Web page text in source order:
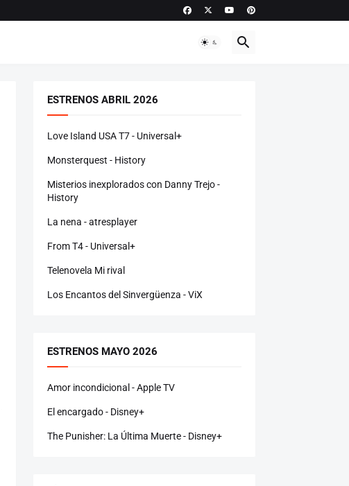
ESTRENOS ABRIL 2026
Love Island USA T7 - Universal+
Monsterquest - History
Misterios inexplorados con Danny Trejo -
History
La nena - atresplayer
From T4 - Universal+
Telenovela Mi rival
Los Encantos del Sinvergüenza - ViX
ESTRENOS MAYO 2026
Amor incondicional - Apple TV
El encargado - Disney+
The Punisher: La Última Muerte - Disney+